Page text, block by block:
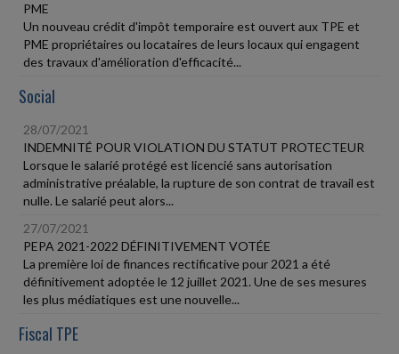
PME
Un nouveau crédit d'impôt temporaire est ouvert aux TPE et
PME propriétaires ou locataires de leurs locaux qui engagent
des travaux d'amélioration d'efficacité...
Social
28/07/2021
INDEMNITÉ POUR VIOLATION DU STATUT PROTECTEUR
Lorsque le salarié protégé est licencié sans autorisation
administrative préalable, la rupture de son contrat de travail est
nulle. Le salarié peut alors...
27/07/2021
PEPA 2021-2022 DÉFINITIVEMENT VOTÉE
La première loi de finances rectificative pour 2021 a été
définitivement adoptée le 12 juillet 2021. Une de ses mesures
les plus médiatiques est une nouvelle...
Fiscal TPE